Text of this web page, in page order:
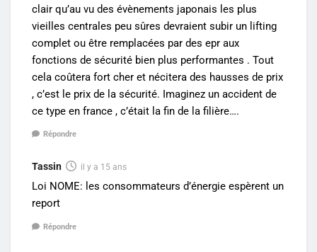
clair qu’au vu des évènements japonais les plus
vieilles centrales peu sûres devraient subir un lifting
complet ou être remplacées par des epr aux
fonctions de sécurité bien plus performantes . Tout
cela coûtera fort cher et nécitera des hausses de prix
, c’est le prix de la sécurité. Imaginez un accident de
ce type en france , c’était la fin de la filière….
Répondre
Tassin il y a 15 ans
Loi NOME: les consommateurs d’énergie espèrent un
report
Répondre